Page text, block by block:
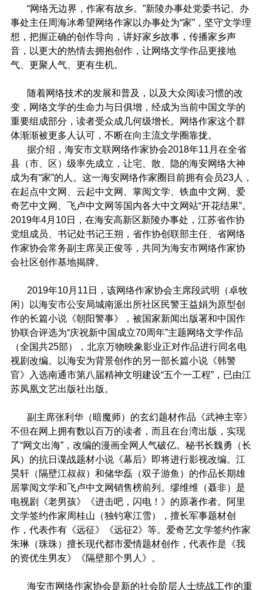
“网络无边界，作家有故乡。”新陵办事处党委书记、办
事处主任周海冰希望网络作家以办事处为“家”，坚守文学理
想，把握正确的创作导向，讲好家乡故事，传播家乡声
音，以更大的热情去拥抱创作，让网络文学作品更接地
气、更聚人气、更有生机。
随着网络技术的发展和普及，以及大众阅读习惯的改
变，网络文学的生命力与日俱增，经成为当前中国文学的
重要组成部分，读者受众成几何级增长。网络作家这个群
体渐渐被更多人认可，不断在向主流文学圈靠拢。
据介绍，海安市文联网络作家协会2018年11 月在全省
县（市、区）级率先成立，让宅、散、隐的海安网络大神
成为有“家”的人。这一海安网络作家圈目前拥有会员23人，
在起点中文网、云起中文网、掌阅文学、铁血中文网、爱
奇艺中文网、飞卢中文网等国内各大中文网站“开花结果”。
2019年4月 10日，在海安高新区新陵办事处，江苏省作协
党组成员、书记处书记王朔，省作协创联部主任、省网络
作家协会常务副主席吴正俊等，共同为海安市网络作家协
会社区创作基地揭牌。
2019年10月 11 日，该网络作家协会主席段武明（卓牧
闲）以海安市公安局城南派出所社区民警王益娟为原型创
作的长篇小说《朝阳警事》，被国家新闻出版署和中国作
协联合评选为“庆祝新中国成立70周年”主题网络文学作品
（全国共25部），北京万物映象影业正对作品进行同名电
视剧改编。以海安为背景创作的另一部长篇小说《韩警
官》入选南通市第八届精神文明建设“五个一工程”，已由江
苏凤凰文艺出版社出版。
副主席张利华（暗魔师）的玄幻题材作品《武神主宰》
不但在网上拥有数以百万的读者，而且在台湾出版，实现
了“网文出海”，改编的漫画全网人气破亿。秘书长魏勇（长
风）的抗日谍战题材小说《幕后》即将进行影视改编。江
昊轩（隔壁江叔叔）和储华磊（双子游鱼）的作品长期雄
居掌阅文学和飞卢中文网销售榜前列。缪维维（聂非）是
电视剧《老男孩》《进击吧，闪电！》的原著作者。阿里
文学签约作家周桂山（独钓寒江雪），擅长军事题材创
作，代表作有《远征》《远征2》等。爱奇艺文学签约作家
朱琳（珠珠）擅长现代都市爱情题材创作，代表作是《我
的资优生男友》《隔壁那个男人》。
海安市网络作家协会是新的社会阶层人士统战工作的重